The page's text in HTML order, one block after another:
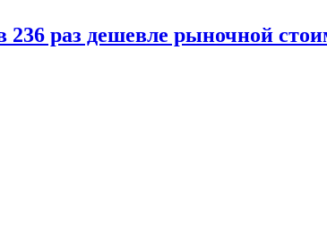
раз дешевле рыночной